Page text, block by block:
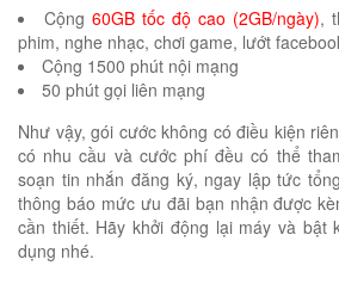
Cộng 60GB tốc độ cao (2GB/ngày),
phim, nghe nhạc, chơi game, lướt
Cộng 1500 phút nội mạng
50 phút gọi liên mạng
Như vậy, gói cước không có điều kiện
có nhu cầu và cước phí đều có thể
soạn tin nhắn đăng ký, ngay lập tức
thông báo mức ưu đãi bạn nhận được
cần thiết. Hãy khởi động lại máy và bật
dụng nhé.